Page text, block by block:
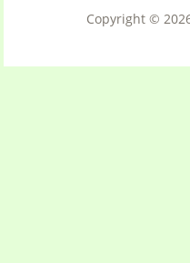
Copyright ©